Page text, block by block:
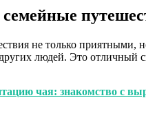
семейные
не только
людей. Это отличный
чая: знакомство с